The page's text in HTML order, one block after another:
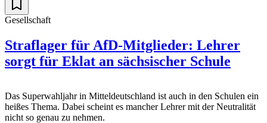
Gesellschaft
Straflager für AfD-Mitglieder: Lehrer
sorgt für Eklat an sächsischer Schule
Das Superwahljahr in Mitteldeutschland ist auch in den Schulen ein
heißes Thema. Dabei scheint es mancher Lehrer mit der Neutralität
nicht so genau zu nehmen.